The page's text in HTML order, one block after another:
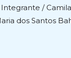
/
dos Santos